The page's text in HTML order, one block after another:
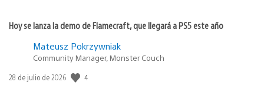
Hoy se lanza la demo de Flamecraft, que llegará a PS5 este año
Mateusz Pokrzywniak
Community Manager, Monster Couch
Fecha
28 de julio de 2026 4